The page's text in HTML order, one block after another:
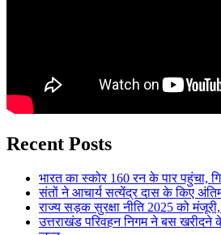
Recent Posts
भारत का स्कोर 160 रन के पार पहुंचा,
संतों ने आचार्य सत्येंद्र दास के किए
राज्य सड़क सुरक्षा नीति 2025 को
उत्तराखंड परिवहन निगम ने बस खरीदने